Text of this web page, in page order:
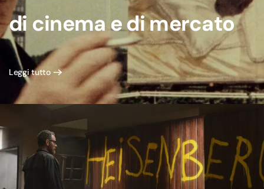
di cinema e di mercato
Leggi tutto